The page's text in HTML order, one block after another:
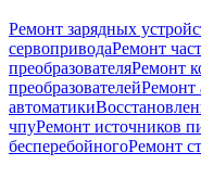
Ремонт зарядных
сервоприводаРемонт
преобразователяРемонт
преобразователейРемонт
автоматики
чпуРемонт источников
бесперебойногоРемонт